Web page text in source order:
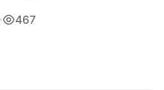
467